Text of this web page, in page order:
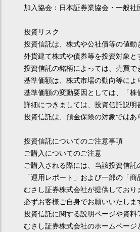
加入協会：日本証券業協会・一般
投資リスク
投資信託は、株式や公社債等の値動
外貨建て株式や債券等を投資対象と
投資信託の銘柄によっては、売買で
基準価額は、株式市場の動向等によ
基準価額の変動要因としては、「
詳細につきましては、投資信託説明
投資信託は、預金保険の対象ではあ
投資信託についてのご注意事項
ご購入についてのご注意
ご購入される際には、当該投資信
「運用レポート」および一部の「
むさし証券株式会社が提供してお
必ずお客様ご自身でお願いいたしま
投資信託に関する説明ページや資
むさし証券株式会社のホームページ